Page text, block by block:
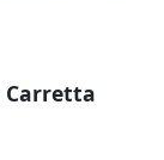
Carretta